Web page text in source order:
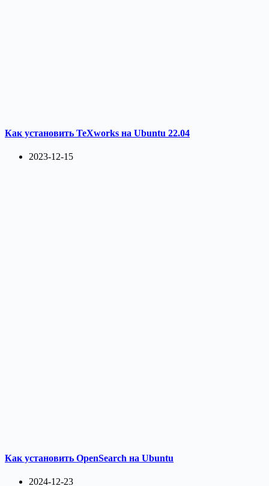
Как установить TeXworks на Ubuntu 22.04
2023-12-15
Как установить OpenSearch на Ubuntu
2024-12-23